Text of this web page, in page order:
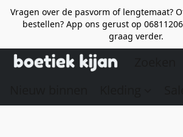
Vragen over de pasvorm of lengtemaat?
bestellen? App ons gerust op
graag verder.